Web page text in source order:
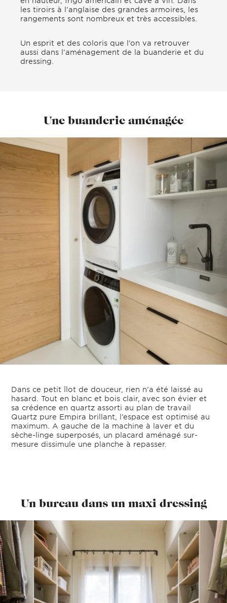
les tiroirs à l’anglaise des grandes armoires, les
rangements sont nombreux et très accessibles.
Un esprit et des coloris que l’on va retrouver
aussi dans l’aménagement de la buanderie et du
dressing.
Une buanderie aménagée
Dans ce petit îlot de douceur, rien n’a été laissé au
hasard. Tout en blanc et bois clair, avec son évier et
sa crédence en quartz assorti au plan de travail
Quartz pure Empira brillant, l’espace est optimisé au
maximum. A gauche de la machine à laver et du
sèche-linge superposés, un placard aménagé sur-
mesure dissimule une planche à repasser.
Un bureau dans un maxi dressing